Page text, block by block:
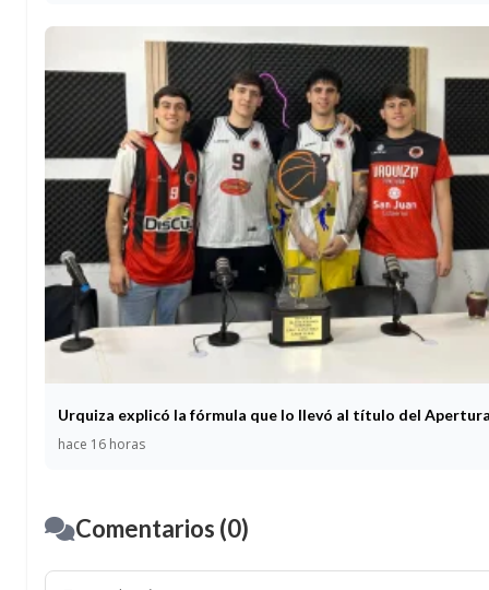
Urquiza explicó la fórmula que lo llevó al título del
hace 16 horas
Comentarios (0)